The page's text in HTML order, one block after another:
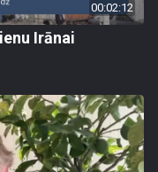
00:02:12
Irānai